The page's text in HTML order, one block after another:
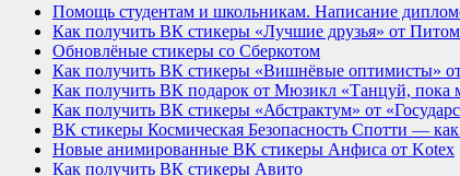
Помощь студентам и школьникам. Написание
Как получить ВК стикеры «Лучшие друзья» от
Обновлёные стикеры со Сберкотом
Как получить ВК стикеры «Вишнёвые оптимисты»
Как получить ВК подарок от Мюзикл «Танцуй, пока
Как получить ВК стикеры «Абстрактум» от
ВК стикеры Космическая Безопасность Спотти —
Новые анимированные ВК стикеры Анфиса от Kotex
Как получить ВК стикеры Авито